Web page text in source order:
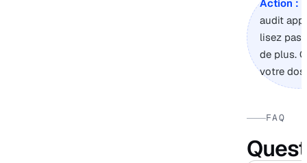
Action :
audit
lisez pas
de plus.
votre
FAQ